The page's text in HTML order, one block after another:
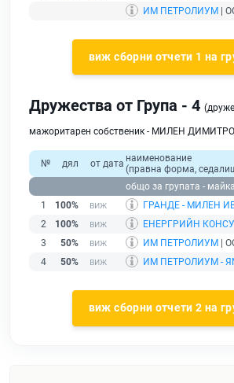
ИМ ПЕТРОЛИУМ |
виж сборни отчети 1 на
Дружества от Група - 4
мажоритарен собственик - МИЛЕН
№ дял от дата наименование
(правна форма,
общо за групата -
1
100% ГРАНДЕ - МИЛЕН
2
100% ЕНЕРГРИЙН
3
50% ИМ ПЕТРОЛИУМ |
4
50% ИМ ПЕТРОЛИУМ -
виж сборни отчети 2 на